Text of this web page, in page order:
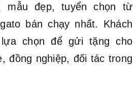
mẫu đẹp, tuyển chọn từ
bán chạy nhất. Khách
chọn để gửi tặng cho
đồng nghiệp, đối tác trong